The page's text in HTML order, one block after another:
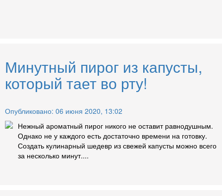
Минутный пирог из капусты,
который тает во рту!
Опубликовано: 06 июня 2020, 13:02
Нежный ароматный пирог никого не оставит равнодушным.
Однако не у каждого есть достаточно времени на готовку.
Создать кулинарный шедевр из свежей капусты можно всего
за несколько минут....